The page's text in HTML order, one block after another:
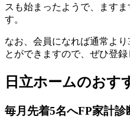
スも始まったようで、ます
す。
なお、会員になれば通常よ
とができますので、ぜひ登録
日立ホームのおす
毎月先着5名へFP家計診